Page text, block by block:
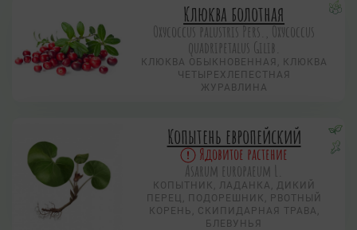
Клюква болотная
Охусоccus palustris Pers., Охусоccus
quadripetalus Gilib.
КЛЮКВА ОБЫКНОВЕННАЯ, КЛЮКВА
ЧЕТЫРЕХЛЕПЕСТНАЯ
ЖУРАВЛИНА
Копытень европейский
Ядовитое растение
Asarum europaeum L.
КОПЫТНИК, ЛАДАНКА, ДИКИЙ
ПЕРЕЦ, ПОДОРЕШНИК, РВОТНЫЙ
КОРЕНЬ, СКИПИДАРНАЯ ТРАВА,
БЛЕВУНЬЯ